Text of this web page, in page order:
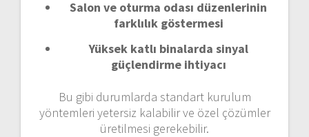
Salon ve oturma odası düzenlerinin
farklılık göstermesi
Yüksek katlı binalarda sinyal
güçlendirme ihtiyacı
Bu gibi durumlarda standart kurulum
yöntemleri yetersiz kalabilir ve özel çözümler
üretilmesi gerekebilir.